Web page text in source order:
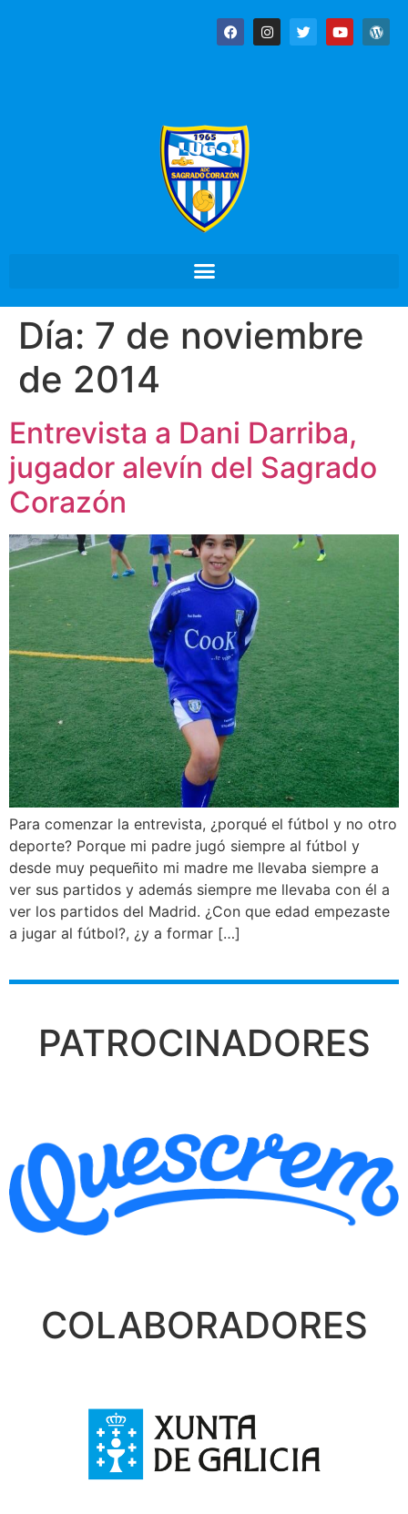
Día: 7 de noviembre
de 2014
Entrevista a Dani Darriba,
jugador alevín del Sagrado
Corazón
Para comenzar la entrevista, ¿porqué el fútbol y no otro
deporte? Porque mi padre jugó siempre al fútbol y
desde muy pequeñito mi madre me llevaba siempre a
ver sus partidos y además siempre me llevaba con él a
ver los partidos del Madrid. ¿Con que edad empezaste
a jugar al fútbol?, ¿y a formar […]
PATROCINADORES
COLABORADORES